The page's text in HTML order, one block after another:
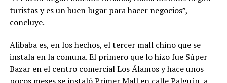
turistas y es un buen lugar para hacer negocios”,
concluye.
Alibaba es, en los hechos, el tercer mall chino que se
instala en la comuna. El primero que lo hizo fue Súper
Bazar en el centro comercial Los Álamos y hace unos